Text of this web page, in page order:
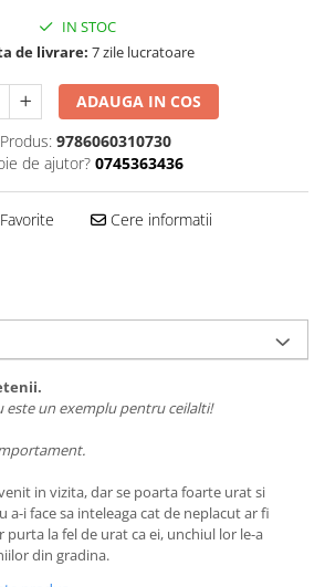
IN STOC
de livrare: 7 zile lucratoare
ADAUGA IN COS
9786060310730
de ajutor? 0745363436
Cere informatii
un exemplu pentru ceilalti!
in vizita, dar se poarta foarte urat si
a-i face sa inteleaga cat de neplacut ar fi
purta la fel de urat ca ei, unchiul lor le-a
din gradina.